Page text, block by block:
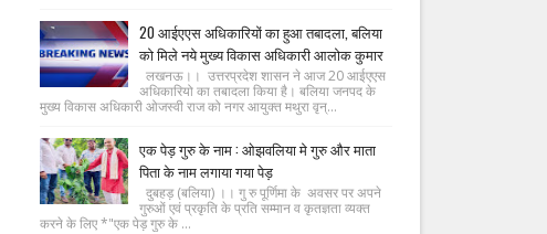
20 आईएएस अधिकारियों का हुआ तबादला, बलिया
को मिले नये मुख्य विकास अधिकारी आलोक कुमार
लखनऊ।। उत्तरप्रदेश शासन ने आज 20 आईएएस
अधिकारियो का तबादला किया है। बलिया जनपद के
मुख्य विकास अधिकारी ओजस्वी राज को नगर आयुक्त मथुरा वृन्...
एक पेड़ गुरु के नाम : ओझवलिया मे गुरु और माता
पिता के नाम लगाया गया पेड़
दुबहड़ (बलिया) ।। गु रु पूर्णिमा के अवसर पर अपने
गुरुओं एवं प्रकृति के प्रति सम्मान व कृतज्ञता व्यक्त
करने के लिए *"एक पेड़ गुरु के ...